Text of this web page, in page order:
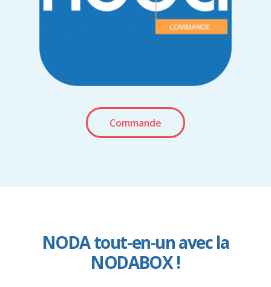
Commande
NODA tout-en-un avec la
NODABOX !